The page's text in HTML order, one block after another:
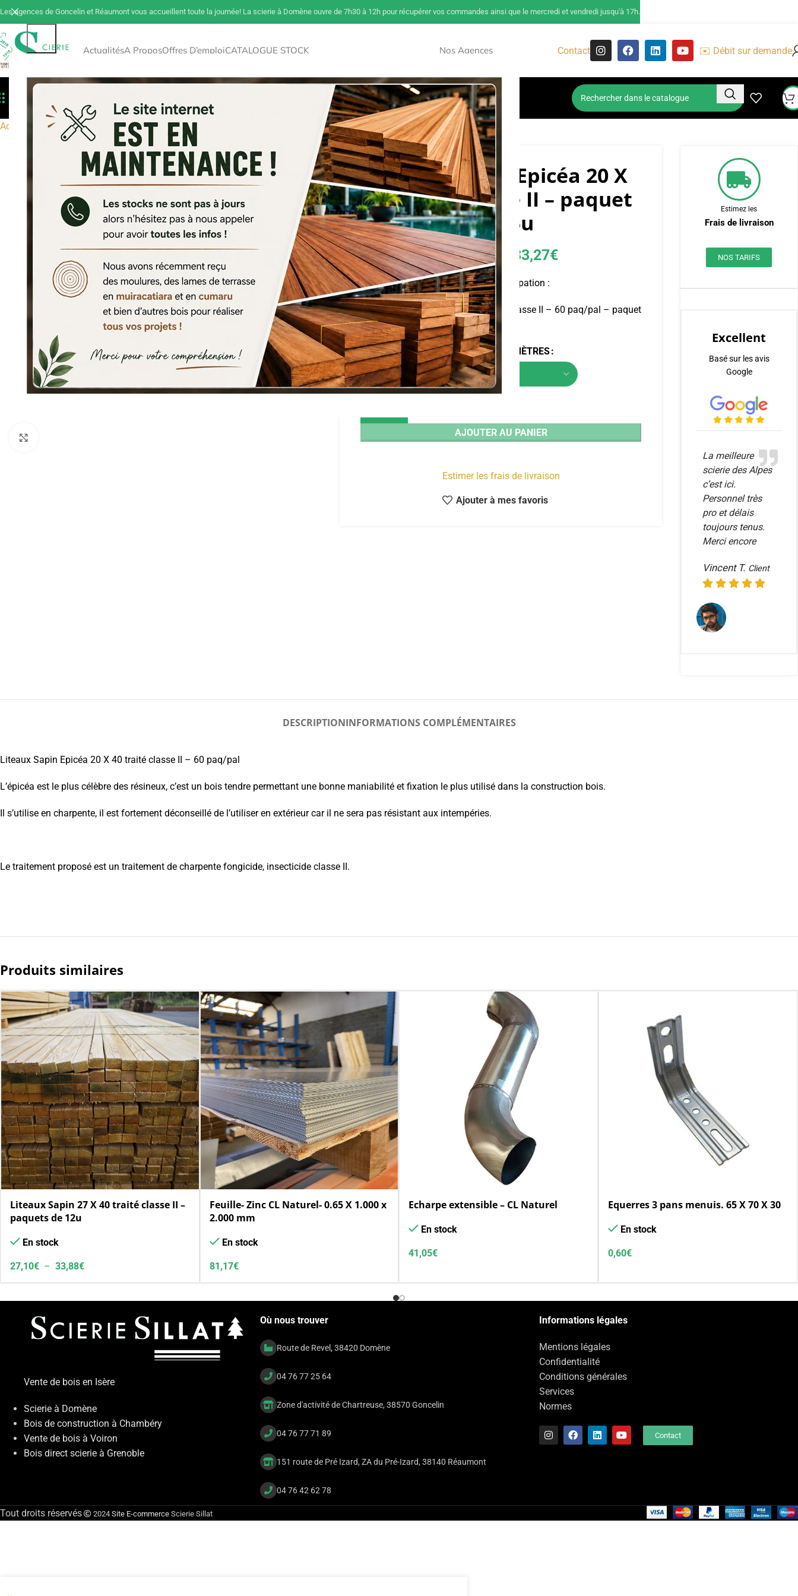
ActualitésA ProposOffres D’emploiCATALOGUE STOCK Nos Agences Contact ✉️ Débit sur demande
Bois de construction
Mélèze Pin KVH
Tout Savoir Sur Le Bois Paiement Et Livraison Accès Pros
NOUVEAU
Accueil Bois de construction Sciage Sapin Liteaux Liteaux Sapin Epicéa 20 X 40 traité classe II – paquet de 15u
Liteaux Sapin Epicéa 20 X
40 traité classe II – paquet
de 15u
29,58€ – 33,27€
Dont éco-participation :
Liteaux Sapin Epicéa 20 X 40 traité classe II – 60 paq/pal – paquet
de 15u
LONGUEUR EN MÈTRES
AJOUTER AU PANIER
Estimer les frais de livraison
Ajouter à mes favoris
Estimez les
Frais de livraison
NOS TARIFS
Excellent
Basé sur les avis
Google
La meilleure
scierie des Alpes
c’est ici.
Personnel très
pro et délais
toujours tenus.
Merci encore
Vincent T. Client
DESCRIPTIONINFORMATIONS COMPLÉMENTAIRES
Liteaux Sapin Epicéa 20 X 40 traité classe II – 60 paq/pal
L’épicéa est le plus célèbre des résineux, c’est un bois tendre permettant une bonne maniabilité et fixation le plus utilisé dans la construction bois.
Il s’utilise en charpente, il est fortement déconseillé de l’utiliser en extérieur car il ne sera pas résistant aux intempéries.
Le traitement proposé est un traitement de charpente fongicide, insecticide classe II.
Produits similaires
Liteaux Sapin 27 X 40 traité classe II –
paquets de 12u
En stock
27,10€ – 33,88€
Feuille- Zinc CL Naturel- 0.65 X 1.000 x
2.000 mm
En stock
81,17€
Echarpe extensible – CL Naturel
En stock
41,05€
Equerres 3 pans menuis. 65 X 70 X 30
En stock
0,60€
Vente de bois en Isère
Scierie à Domène
Bois de construction à Chambéry
Vente de bois à Voiron
Bois direct scierie à Grenoble
Où nous trouver
Route de Revel, 38420 Domène
04 76 77 25 64
Zone d'activité de Chartreuse, 38570 Goncelin
04 76 77 71 89
151 route de Pré Izard, ZA du Pré-Izard, 38140 Réaumont
04 76 42 62 78
Informations légales
Mentions légales
Confidentialité
Conditions générales
Services
Normes
Contact
Tout droits réservés 2024 Site E-commerce Scierie Sillat
Les agences de Goncelin et Réaumont vous accueillent toute la journée! La scierie à Domène ouvre de 7h30 à 12h pour récupérer vos commandes ainsi que le mercredi et vendredi jusqu'à 17h.